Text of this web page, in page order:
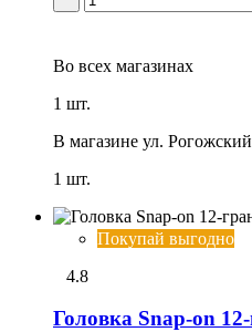
Во всех магазинах
1 шт.
В магазине ул.
1 шт.
Покупай выгодно
4.8
Головка Snap-on